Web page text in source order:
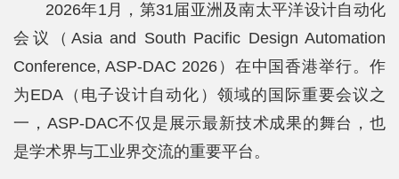
况
系
所
2026年1月，第31届亚洲及南太平洋设计自动化
会议（Asia and South Pacific Design Automation
Conference, ASP-DAC 2026）在中国香港举行。作
为EDA（电子设计自动化）领域的国际重要会议之
一，ASP-DAC不仅是展示最新技术成果的舞台，也
是学术界与工业界交流的重要平台。